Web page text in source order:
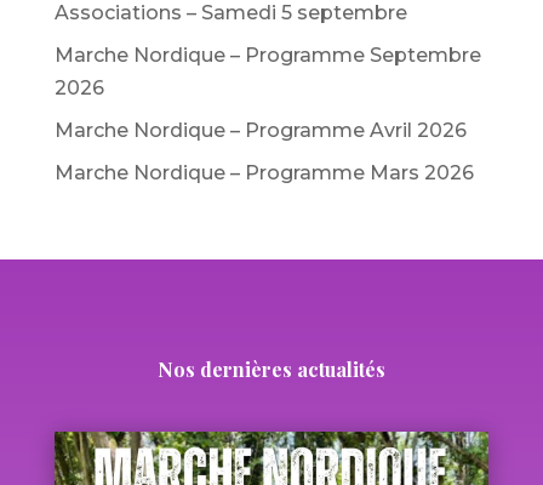
Associations – Samedi 5 septembre
Marche Nordique – Programme Septembre
2026
Marche Nordique – Programme Avril 2026
Marche Nordique – Programme Mars 2026
Nos dernières actualités